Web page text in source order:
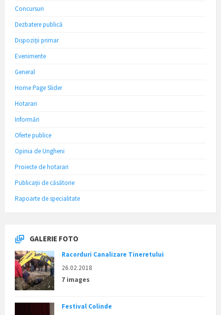
Concursuri
Dezbatere publică
Dispoziții primar
Evenimente
General
Home Page Slider
Hotarari
Informări
Oferte publice
Opinia de Ungheni
Proiecte de hotarari
Publicații de căsătorie
Rapoarte de specialitate
GALERIE FOTO
Racorduri Canalizare Tineretului
26.02.2018
7 images
Festival Colinde